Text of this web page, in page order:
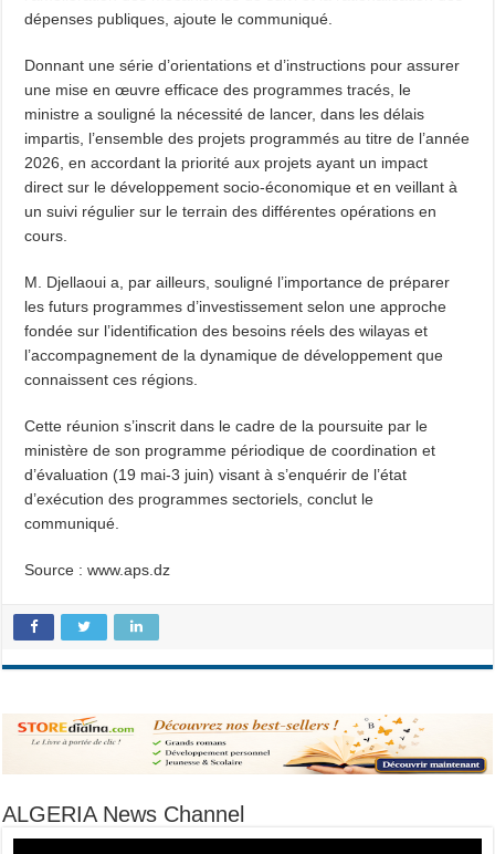
dépenses publiques, ajoute le communiqué.
Donnant une série d’orientations et d’instructions pour assurer
une mise en œuvre efficace des programmes tracés, le
ministre a souligné la nécessité de lancer, dans les délais
impartis, l’ensemble des projets programmés au titre de l’année
2026, en accordant la priorité aux projets ayant un impact
direct sur le développement socio-économique et en veillant à
un suivi régulier sur le terrain des différentes opérations en
cours.
M. Djellaoui a, par ailleurs, souligné l’importance de préparer
les futurs programmes d’investissement selon une approche
fondée sur l’identification des besoins réels des wilayas et
l’accompagnement de la dynamique de développement que
connaissent ces régions.
Cette réunion s’inscrit dans le cadre de la poursuite par le
ministère de son programme périodique de coordination et
d’évaluation (19 mai-3 juin) visant à s’enquérir de l’état
d’exécution des programmes sectoriels, conclut le
communiqué.
Source : www.aps.dz
ALGERIA News Channel